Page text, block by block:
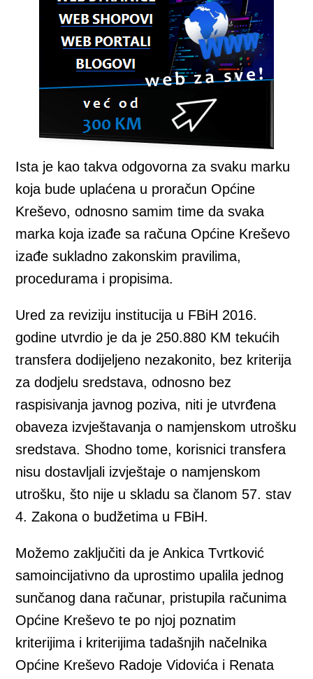
Ista je kao takva odgovorna za svaku marku
koja bude uplaćena u proračun Općine
Kreševo, odnosno samim time da svaka
marka koja izađe sa računa Općine Kreševo
izađe sukladno zakonskim pravilima,
procedurama i propisima.
Ured za reviziju institucija u FBiH 2016.
godine utvrdio je da je 250.880 KM tekućih
transfera dodijeljeno nezakonito, bez kriterija
za dodjelu sredstava, odnosno bez
raspisivanja javnog poziva, niti je utvrđena
obaveza izvještavanja o namjenskom utrošku
sredstava. Shodno tome, korisnici transfera
nisu dostavljali izvještaje o namjenskom
utrošku, što nije u skladu sa članom 57. stav
4. Zakona o budžetima u FBiH.
Možemo zaključiti da je Ankica Tvrtković
samoincijativno da uprostimo upalila jednog
sunčanog dana računar, pristupila računima
Općine Kreševo te po njoj poznatim
kriterijima i kriterijima tadašnjih načelnika
Općine Kreševo Radoje Vidovića i Renata